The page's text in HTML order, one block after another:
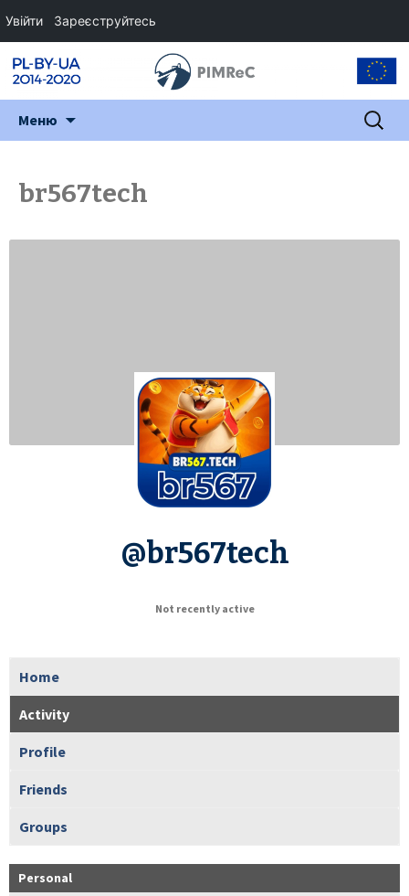
Меню Пошук:
br567tech
@br567tech
Not recently active
Home
Activity
Profile
Friends
Groups
Personal
Увійти Зареєструйтесь